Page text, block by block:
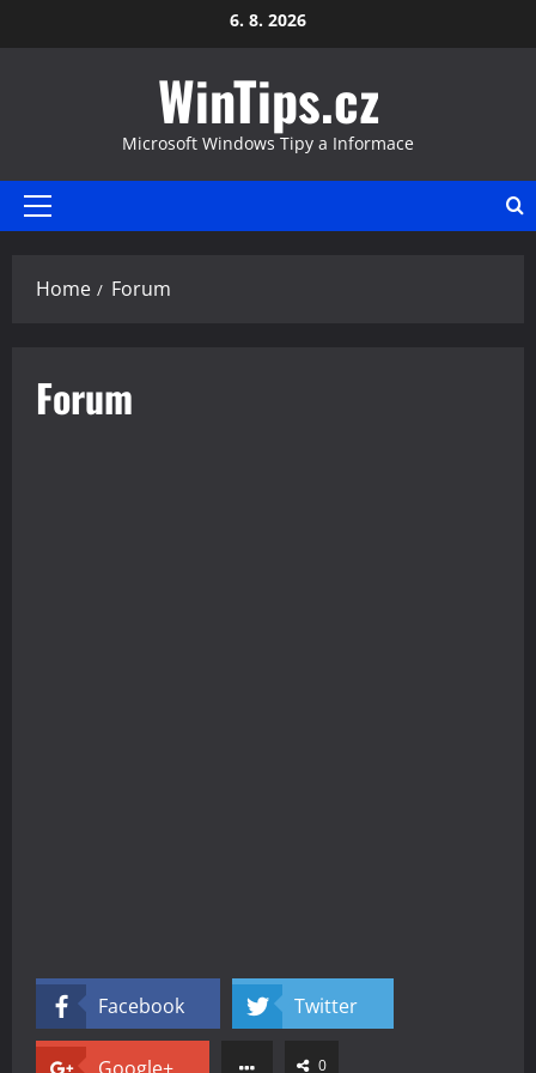
to
6. 8. 2026
WinTips.cz
Microsoft Windows Tipy a Informace
Primary
Home Forum
Forum
Facebook Twitter
0